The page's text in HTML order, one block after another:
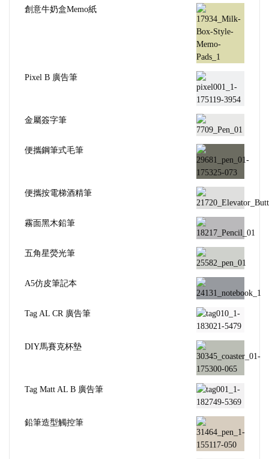
創意牛奶盒Memo紙
Pixel B 廣告筆
金屬簽字筆
便攜鋼筆式毛筆
便攜按電梯酒精筆
霧面黑木鉛筆
五角星熒光筆
A5仿皮筆記本
Tag AL CR 廣告筆
DIY馬賽克杯墊
Tag Matt AL B 廣告筆
鉛筆造型觸控筆